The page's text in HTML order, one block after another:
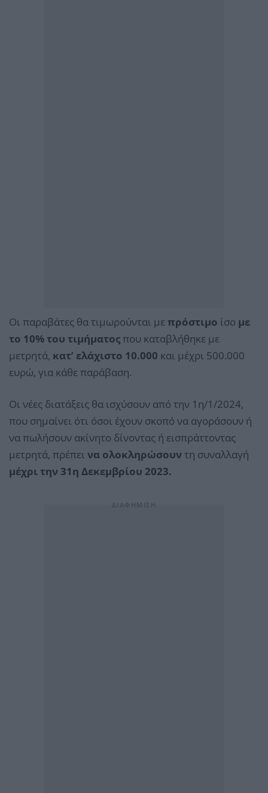
Οι παραβάτες θα τιμωρούνται με πρόστιμο ίσο με
το 10% του τιμήματοςπου καταβλήθηκε με
μετρητά, κατ’ ελάχιστο 10.000 και μέχρι 500.000
ευρώ, για κάθε παράβαση.
Οι νέες διατάξεις θα ισχύσουν από την 1η/1/2024,
που σημαίνει ότι όσοι έχουν σκοπό να αγοράσουν ή
να πωλήσουν ακίνητο δίνοντας ή εισπράττοντας
μετρητά, πρέπει να ολοκληρώσουν τη συναλλαγή
μέχρι την 31η Δεκεμβρίου 2023.